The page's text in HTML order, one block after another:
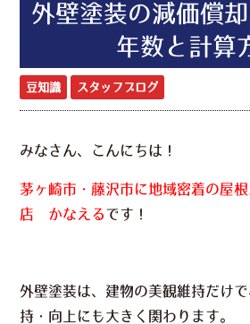
外壁塗装の減価償
年数と計算
豆知識 スタッフブログ
みなさん、こんにちは！
茅ヶ崎市・藤沢市に地域密着の屋
店 かなえるです！
外壁塗装は、建物の美観維持だけ
持・向上にも大きく関わります。